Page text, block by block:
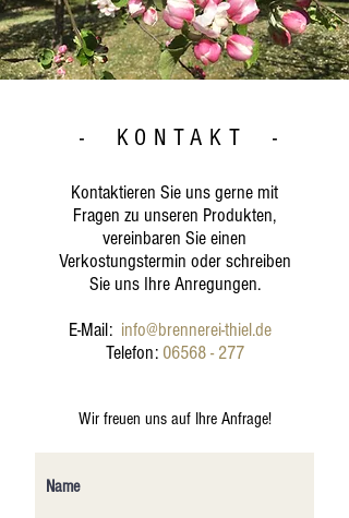
- KONTAKT -
Kontaktieren Sie uns gerne mit
Fragen zu unseren Produkten,
vereinbaren Sie einen
Verkostungstermin oder schreiben
Sie uns Ihre Anregungen.
E-Mail: info@brennerei-thiel.de
Telefon: 06568 - 277
Wir freuen uns auf Ihre Anfrage!